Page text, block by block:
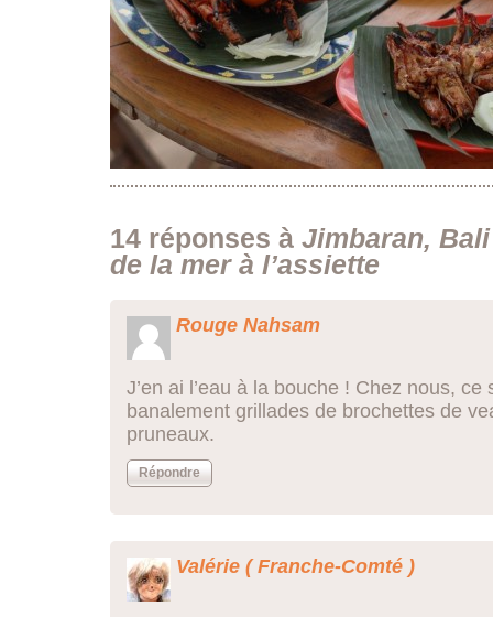
14 réponses à Jimbaran,
de la mer à l’assiette
Rouge Nahsam
J’en ai l’eau à la bouche ! Chez nous,
banalement grillades de brochettes de
pruneaux.
Répondre
Valérie ( Franche-Comté )